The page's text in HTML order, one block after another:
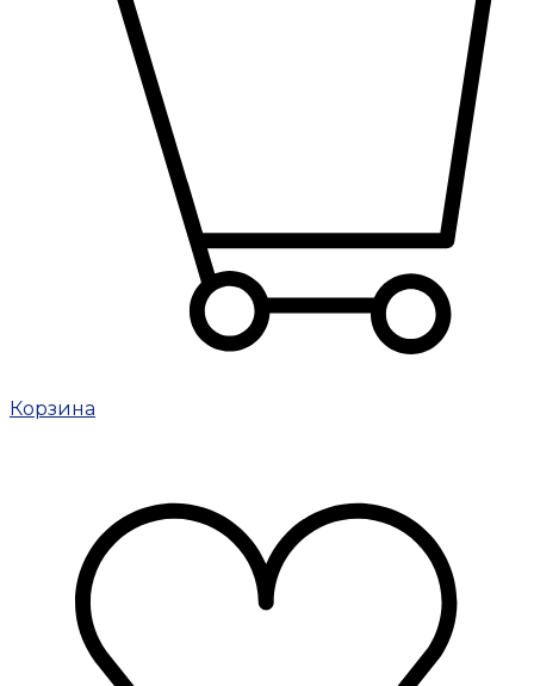
Корзина